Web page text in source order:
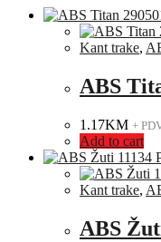
Kant trake,
ABS
1.17KM +
Add to cart
Kant trake,
ABS